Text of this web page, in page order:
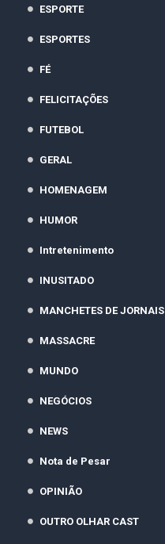
ESPORTE
ESPORTES
FÉ
FELICITAÇÕES
FUTEBOL
GERAL
HOMENAGEM
HUMOR
Intretenimento
INUSITADO
MANCHETES DE JORNAIS
MASSACRE
MUNDO
NEGÓCIOS
NEWS
Nota de Pesar
OPINIÃO
OUTRO OLHAR CAST